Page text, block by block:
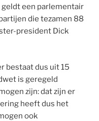
geldt een parlementair
die tezamen 88
president Dick
bestaat dus uit 15
is geregeld
zijn: dat zijn er
heeft dus het
ook